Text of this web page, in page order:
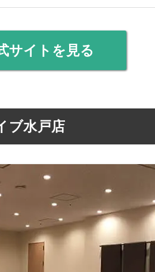
サイトを見る
ブ水戸店